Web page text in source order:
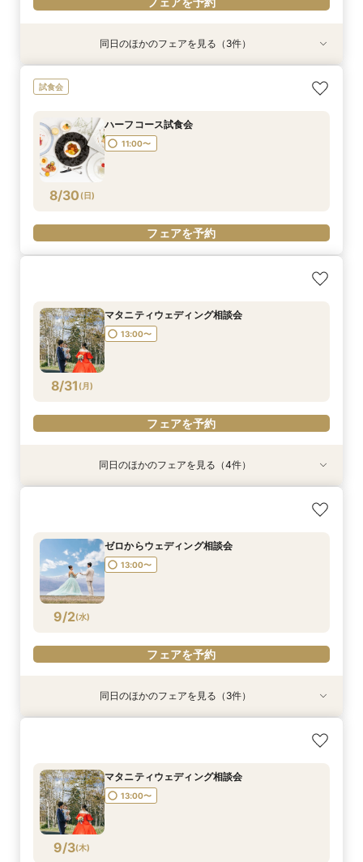
8/28(金)
8/28(金)
8/28(金)
同日のほかのフェアを見る（3件）
試食会
8/30 (日)
ハーフコース試食会
11:00〜
フェアを予約
8/31 (月)
マタニティウェディング相談会
13:00〜
フェアを予約
8/31(月)
8/31(月)
8/31(月)
13:00〜
8/31(月)
同日のほかのフェアを見る（4件）
9/2(水)
ゼロからウェディング相談会
13:00〜
フェアを予約
9/2(水)
9/2(水)
9/2(水)
同日のほかのフェアを見る（3件）
9/3(木)
マタニティウェディング相談会
13:00〜